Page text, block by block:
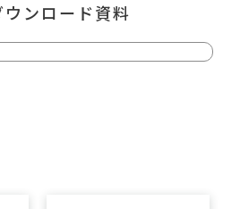
ンロード資料